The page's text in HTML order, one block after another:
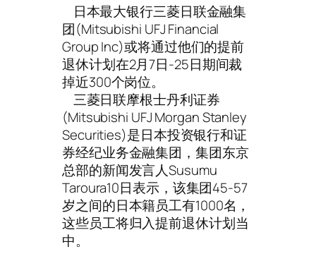
日本最大银行三菱日联金融集
团(Mitsubishi UFJ Financial
Group Inc)或将通过他们的提前
退休计划在2月7日-25日期间裁
掉近300个岗位。
三菱日联摩根士丹利证券
(Mitsubishi UFJ Morgan Stanley
Securities)是日本投资银行和证
券经纪业务金融集团，集团东京
总部的新闻发言人Susumu
Taroura10日表示，该集团45-57
岁之间的日本籍员工有1000名，
这些员工将归入提前退休计划当
中。